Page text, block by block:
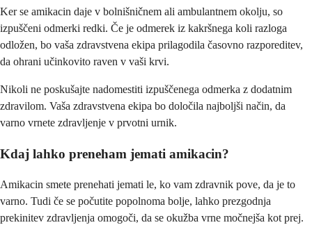
Ker se amikacin daje v bolnišničnem ali ambulantnem okolju, so
izpuščeni odmerki redki. Če je odmerek iz kakršnega koli razloga
odložen, bo vaša zdravstvena ekipa prilagodila časovno razporeditev,
da ohrani učinkovito raven v vaši krvi.
Nikoli ne poskušajte nadomestiti izpuščenega odmerka z dodatnim
zdravilom. Vaša zdravstvena ekipa bo določila najboljši način, da
varno vrnete zdravljenje v prvotni urnik.
Kdaj lahko preneham jemati amikacin?
Amikacin smete prenehati jemati le, ko vam zdravnik pove, da je to
varno. Tudi če se počutite popolnoma bolje, lahko prezgodnja
prekinitev zdravljenja omogoči, da se okužba vrne močnejša kot prej.